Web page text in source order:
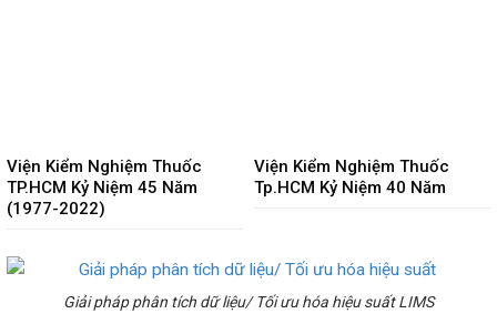
Viện Kiểm Nghiệm Thuốc
TP.HCM Kỷ Niệm 45 Năm
(1977-2022)
Viện Kiểm Nghiệm Thuốc
Tp.HCM Kỷ Niệm 40 Năm
Giải pháp phân tích dữ liệu/ Tối ưu hóa hiệu suất LIMS